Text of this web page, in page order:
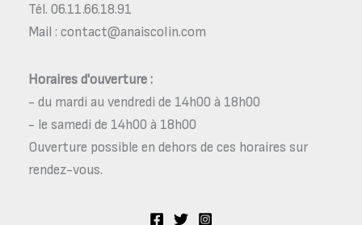
Tél. 06.11.66.18.91
Mail : contact@anaiscolin.com
Horaires d'ouverture :
- du mardi au vendredi de 14h00 à 18h00
- le samedi de 14h00 à 18h00
Ouverture possible en dehors de ces horaires sur
rendez-vous.